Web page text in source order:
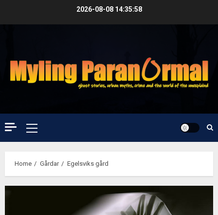
2026-08-08 14:35:59
Primary
Menu
Home Gårdar Egelsviks gård